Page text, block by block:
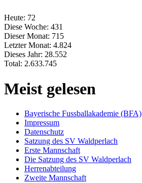
Heute: 72
Diese Woche: 431
Dieser Monat: 715
Letzter Monat: 4.824
Dieses Jahr: 28.552
Total: 2.633.745
Meist gelesen
Bayerische Fussballakademie (BFA)
Impressum
Datenschutz
Satzung des SV Waldperlach
Erste Mannschaft
Die Satzung des SV Waldperlach
Herrenabteilung
Zweite Mannschaft